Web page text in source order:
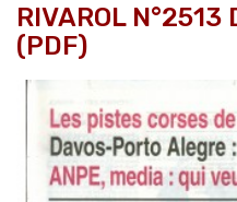
RIVAROL N°2513
(PDF)